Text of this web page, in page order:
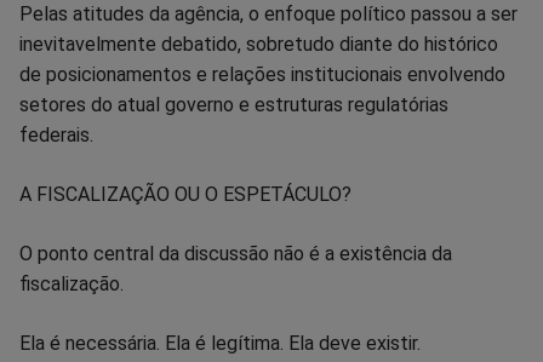
Pelas atitudes da agência, o enfoque político passou a ser
inevitavelmente debatido, sobretudo diante do histórico
de posicionamentos e relações institucionais envolvendo
setores do atual governo e estruturas regulatórias
federais.
A FISCALIZAÇÃO OU O ESPETÁCULO?
O ponto central da discussão não é a existência da
fiscalização.
Ela é necessária. Ela é legítima. Ela deve existir.